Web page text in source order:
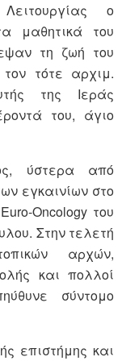
ο
μαθητικά του
τη ζωή του
τότε αρχιμ.
της Ιεράς
του, άγιο
ύστερα από
εγκαινίων στο
Oncology του
Στην τελετή
αρχών,
και πολλοί
σύντομο
επιστήμης και